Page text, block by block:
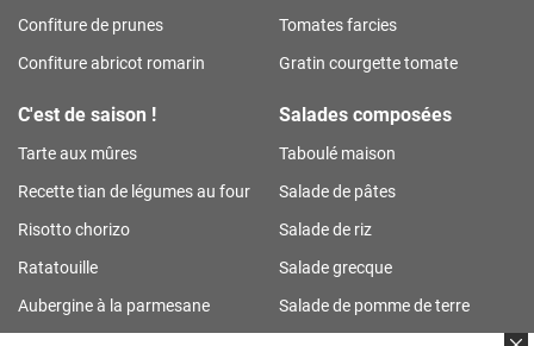
Confiture de prunes
Confiture abricot romarin
Tomates farcies
Gratin courgette tomate
C'est de saison !
Tarte aux mûres
Recette tian de légumes au four
Risotto chorizo
Ratatouille
Aubergine à la parmesane
Salades composées
Taboulé maison
Salade de pâtes
Salade de riz
Salade grecque
Salade de pomme de terre